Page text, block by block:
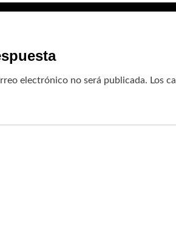
electrónico no será publicada. Los